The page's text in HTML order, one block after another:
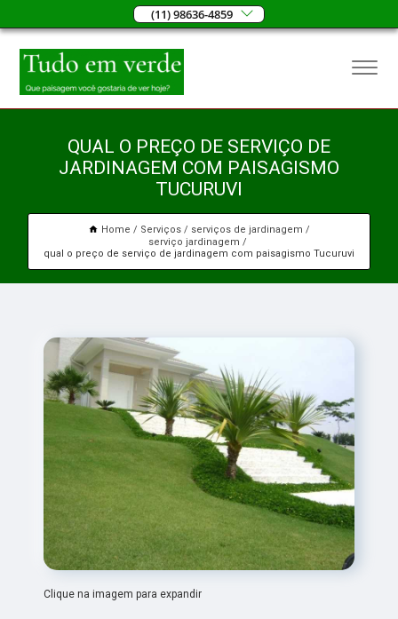
(11) 98636-4859
QUAL O PREÇO DE SERVIÇO DE
JARDINAGEM COM PAISAGISMO
TUCURUVI
Home Serviços
serviços de jardinagem
serviço jardinagem
qual o preço de serviço de jardinagem com paisagismo Tucuruvi
Clique na imagem para expandir